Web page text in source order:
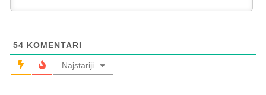
54 KOMENTARI
Najstariji